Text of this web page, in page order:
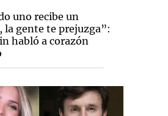
uno recibe un
la gente te prejuzga”:
habló a corazón
Notas